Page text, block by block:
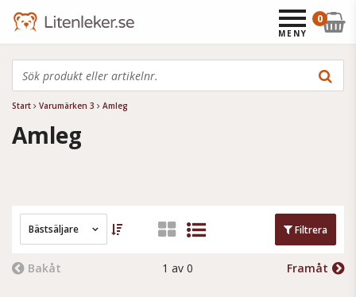
Start Varumärken 3 Amleg
Amleg
Bästsäljare Filtrera
Bakåt 1 av 0 Framåt
0
MENY